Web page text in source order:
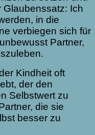
Glaubenssatz: Ich
in die
verbiegen sich für
Partner,
Kindheit oft
der den
Selbstwert zu
die sie
besser zu